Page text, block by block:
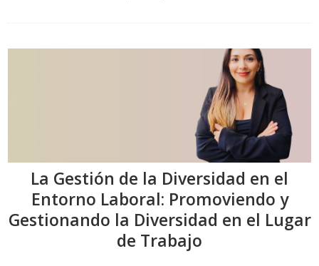
La Gestión de la Diversidad en el
Entorno Laboral: Promoviendo y
Gestionando la Diversidad en el Lugar
de Trabajo